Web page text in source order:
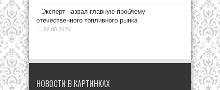
Эксперт назвал главную проблему
отечественного топливного рынка
02.08.2026
НОВОСТИ В КАРТИНКАХ